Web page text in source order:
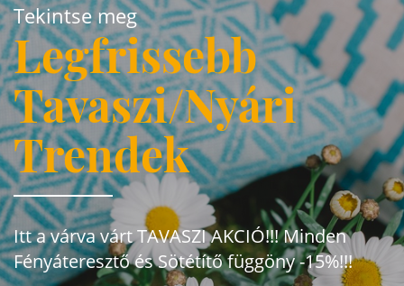
Tekintse meg
Legfrissebb
Tavaszi/Nyári
Trendek
Itt a várva várt TAVASZI AKCIÓ!!! Minden
Fényáteresztő és Sötétítő függöny -15%!!!